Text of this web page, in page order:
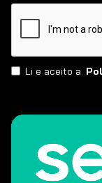
Li e aceito a